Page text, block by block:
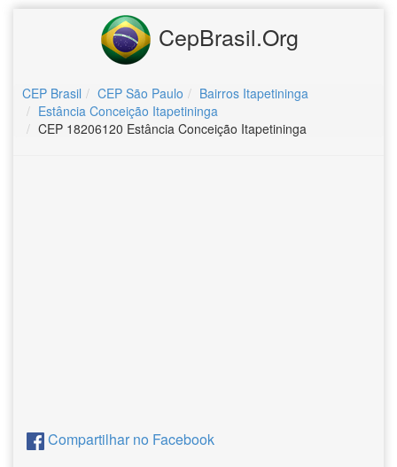
CepBrasil.Org
CEP Brasil CEP São Paulo
Bairros Itapetininga
Estância Conceição Itapetininga
CEP 18206120 Estância Conceição Itapetininga
Compartilhar no Facebook